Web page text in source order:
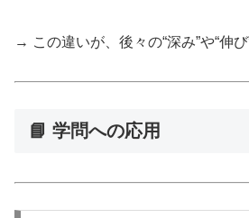
→ この違いが、後々の“深み”や“伸び
📘 学問への応用